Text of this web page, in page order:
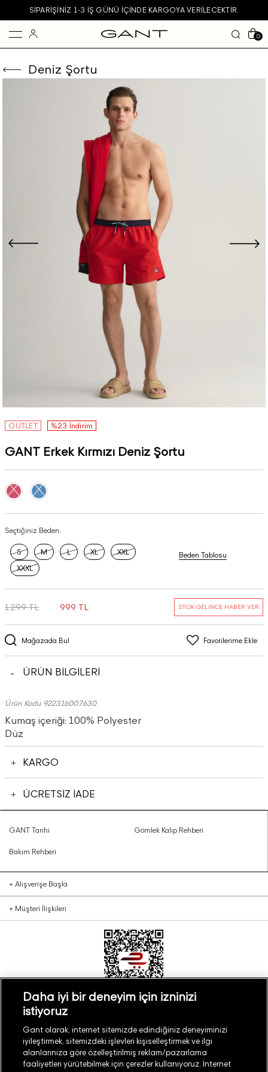
SIPARIŞINIZ 1-3 IŞ GÜNÜ IÇINDE KARGOYA VERILECEKTIR.
0
Deniz Şortu
OUTLET %23 İndirim
GANT Erkek Kırmızı Deniz Şortu
Seçtiğiniz Beden:
S M L XL
XXL
XXXL
Beden Tablosu
Mağazada Bul Favorilerime Ekle
1.299 TL 999 TL STOK GELİNCE HABER VER
ÜRÜN BİLGİLERİ
Ürün Kodu 922316007.630
Kumaş içeriği: 100% Polyester
Düz
KARGO
ÜCRETSİZ İADE
GANT Tarihi Gömlek Kalıp Rehberi
Bakım Rehberi
+ Alışverişe Başla
+ Müşteri İlişkileri
Türkiye Mağaza Bul
Daha iyi bir deneyim için izninizi
istiyoruz
Gant olarak, internet sitemizde edindiğiniz deneyiminizi
iyileştirmek, sitemizdeki işlevleri kişiselleştirmek ve ilgi
alanlarınıza göre özelleştirilmiş reklam/pazarlama
faaliyetleri yürütebilmek için çerezler kullanıyoruz. İnternet